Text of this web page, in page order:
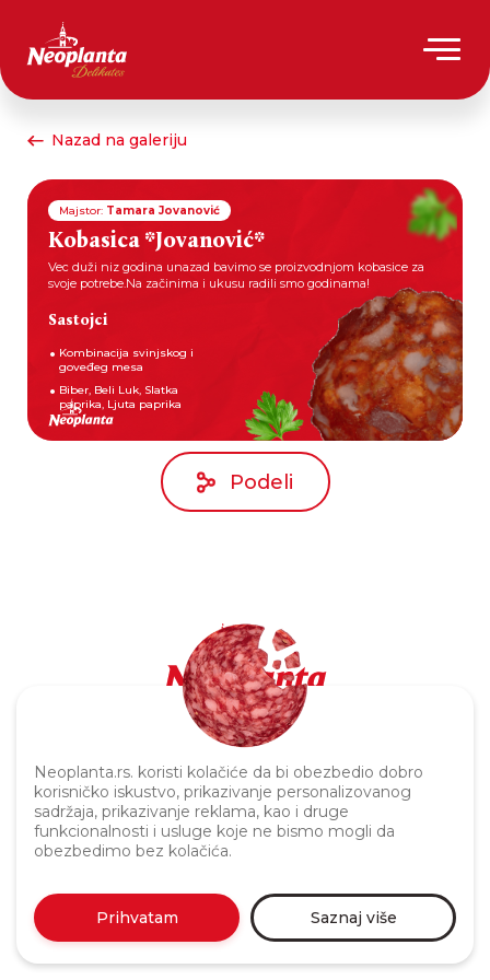
Neoplanta.rs. koristi kolačiće da bi obezbedio dobro
korisničko iskustvo, prikazivanje personalizovanog
sadržaja, prikazivanje reklama, kao i druge
funkcionalnosti i usluge koje ne bismo mogli da
obezbedimo bez kolačića.
Prihvatam Saznaj više
Nazad na galeriju
Majstor: Tamara Jovanović
Kobasica *Jovanović*
Vec duži niz godina unazad bavimo se proizvodnjom kobasice za
svoje potrebe.Na začinima i ukusu radili smo godinama!
Sastojci
Kombinacija svinjskog i
goveđeg mesa
Biber, Beli Luk, Slatka
paprika, Ljuta paprika
Podeli
Politika privatnosti